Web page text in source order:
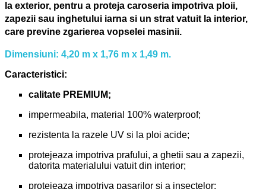
la exterior, pentru a proteja caroseria impotriva ploii,
zapezii sau inghetului iarna si un strat vatuit la interior,
care previne zgarierea vopselei masinii.
Dimensiuni: 4,20 m x 1,76 m x 1,49 m.
Caracteristici:
calitate PREMIUM;
impermeabila, material 100% waterproof;
rezistenta la razele UV si la ploi acide;
protejeaza impotriva prafului, a ghetii sau a zapezii,
datorita materialului vatuit din interior;
protejeaza impotriva pasarilor si a insectelor;